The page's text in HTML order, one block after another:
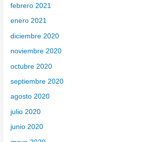
febrero 2021
enero 2021
diciembre 2020
noviembre 2020
octubre 2020
septiembre 2020
agosto 2020
julio 2020
junio 2020